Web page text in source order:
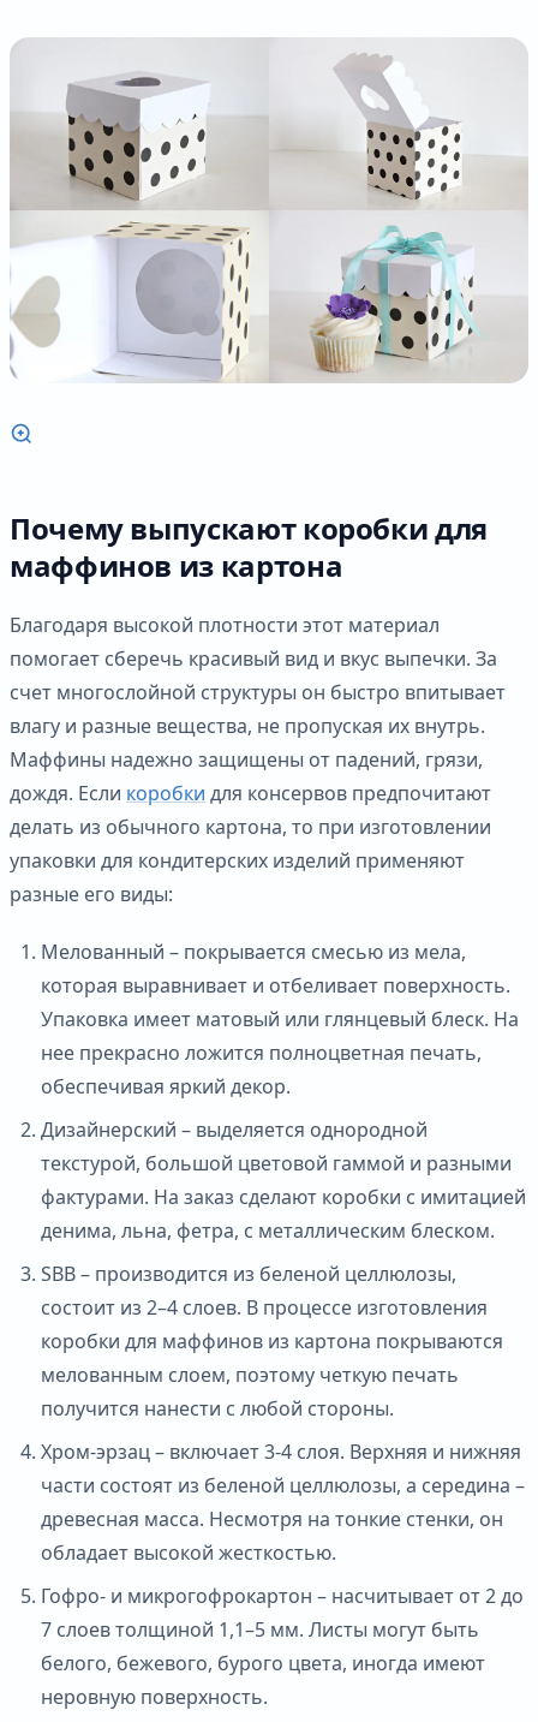
Почему выпускают коробки для
маффинов из картона
Благодаря высокой плотности этот материал
помогает сберечь красивый вид и вкус выпечки. За
счет многослойной структуры он быстро впитывает
влагу и разные вещества, не пропуская их внутрь.
Маффины надежно защищены от падений, грязи,
дождя. Если коробки для консервов предпочитают
делать из обычного картона, то при изготовлении
упаковки для кондитерских изделий применяют
разные его виды:
Мелованный – покрывается смесью из мела,
которая выравнивает и отбеливает поверхность.
Упаковка имеет матовый или глянцевый блеск. На
нее прекрасно ложится полноцветная печать,
обеспечивая яркий декор.
Дизайнерский – выделяется однородной
текстурой, большой цветовой гаммой и разными
фактурами. На заказ сделают коробки с имитацией
денима, льна, фетра, с металлическим блеском.
SBB – производится из беленой целлюлозы,
состоит из 2–4 слоев. В процессе изготовления
коробки для маффинов из картона покрываются
мелованным слоем, поэтому четкую печать
получится нанести с любой стороны.
Хром-эрзац – включает 3-4 слоя. Верхняя и нижняя
части состоят из беленой целлюлозы, а середина –
древесная масса. Несмотря на тонкие стенки, он
обладает высокой жесткостью.
Гофро- и микрогофрокартон – насчитывает от 2 до
7 слоев толщиной 1,1–5 мм. Листы могут быть
белого, бежевого, бурого цвета, иногда имеют
неровную поверхность.